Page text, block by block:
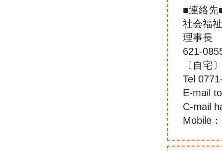
■連絡先
社会福
理事長
621-
〔自宅
Tel
E-mail
C-mail
Mobile